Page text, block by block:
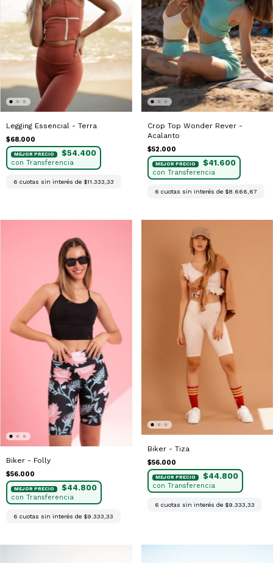
Legging Essencial - Terra
$68.000
$54.400
6 cuotas sin interés de $11.333,33
Crop Top Wonder Rever -
Acalanto
$52.000
$41.600
6 cuotas sin interés de $8.666,67
Biker - Folly
$56.000
$44.800
6 cuotas sin interés de $9.333,33
Biker - Tiza
$56.000
$44.800
6 cuotas sin interés de $9.333,33